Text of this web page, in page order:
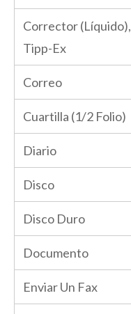
Corrector (Líquido),
Tipp-Ex
Correo
Cuartilla (1/2 Folio)
Diario
Disco
Disco Duro
Documento
Enviar Un Fax